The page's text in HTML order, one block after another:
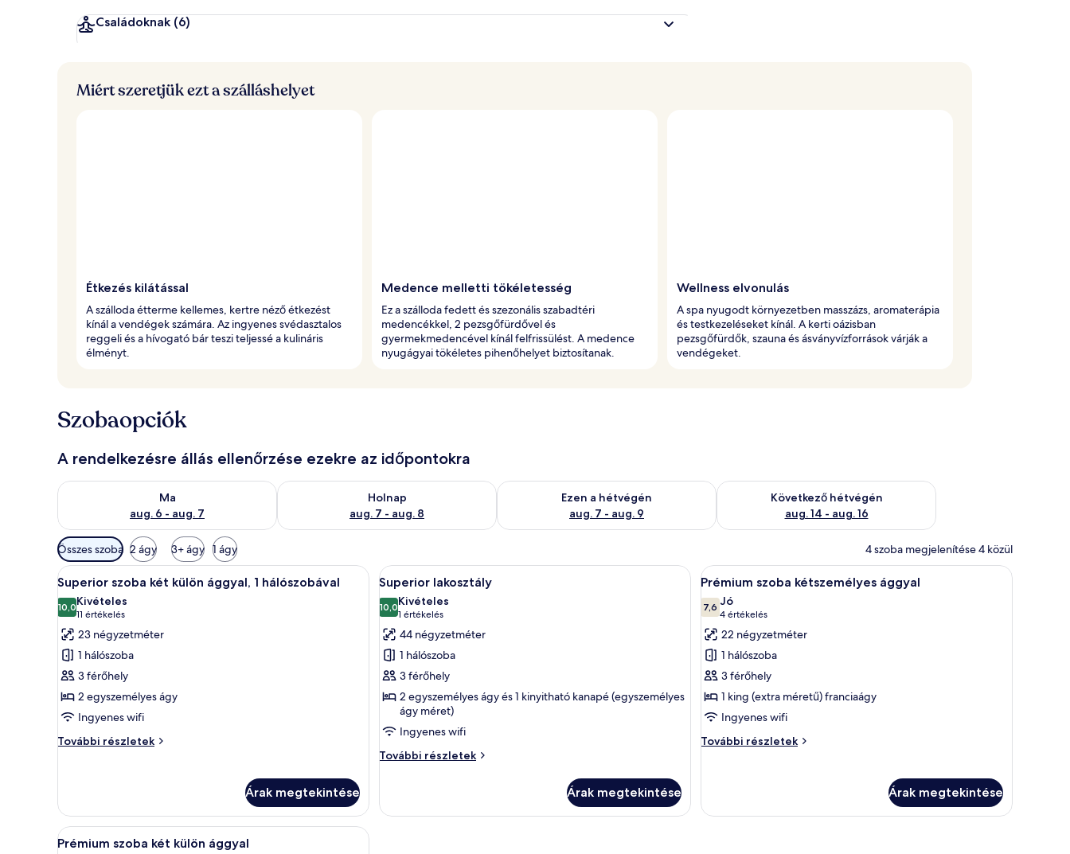
Családoknak (6)
Miért szeretjük ezt a szálláshelyet
Étkezés kilátással
A szálloda étterme kellemes, kertre néző étkezést
kínál a vendégek számára. Az ingyenes svédasztalos
reggeli és a hívogató bár teszi teljessé a kulináris
élményt.
Medence melletti tökéletesség
Ez a szálloda fedett és szezonális szabadtéri
medencékkel, 2 pezsgőfürdővel és
gyermekmedencével kínál felfrissülést. A medence
nyugágyai tökéletes pihenőhelyet biztosítanak.
Wellness elvonulás
A spa nyugodt környezetben masszázs, aromaterápia
és testkezeléseket kínál. A kerti oázisban
pezsgőfürdők, szauna és ásványvízforrások várják a
vendégeket.
Szobaopciók
A rendelkezésre állás ellenőrzése ezekre az időpontokra
Ma
aug. 6 - aug. 7
A ma esti rendelkezésre állás ellenőrzése: aug. 6 - aug. 7
Holnap
aug. 7 - aug. 8
A holnapi rendelkezésre állás ellenőrzése: aug. 7 - aug. 8
Ezen a hétvégén
aug. 7 - aug. 9
A mostani hétvégi rendelkezésre állás ellenőrzése: aug. 7 - aug. 9
Következő hétvégén
aug. 14 - aug. 16
A következő hétvégi rendelkezésre állás ellenőrzése: aug. 14 -
Szobákhoz
rendelkezésre
álló
szűrők
Összes szoba 2 ágy 3+ ágy 1 ágy 4 szoba megjelenítése 4 közül
A
következő
szoba
összes
képének
megtekintése:
Superior
szoba
két
külön
Egy szállodai szoba, amelyben egy nagy ágy, egy íróasztal székkkel, egy televízió található, és kilátás nyílik a szabadba.
9
Superior szoba két külön ággyal, 1 hálószobával
10,010-ből 10,0
Kivételes
11 értékelés
(11
értékelés)
23 négyzetméter
1 hálószoba
3 férőhely
2 egyszemélyes ágy
Ingyenes wifi
További részletek
Superior
1
hálószobával
további
Árak megtekintése
A
következő
szoba
összes
képének
megtekintése:
Superior
lakosztály
Egy szállodai szoba, amelyben egy nagy ágy, egy íróasztal számítógéppel, egy szék, egy kanapé és egy televízió
9
Superior lakosztály
10,010-ből 10,0
Kivételes
1 értékelés
(1
értékelés)
44 négyzetméter
1 hálószoba
3 férőhely
2 egyszemélyes ágy és 1 kinyitható kanapé (egyszemélyes
ágy méret)
Ingyenes wifi
További részletek
Superior
Árak megtekintése
A
következő
szoba
összes
képének
megtekintése:
Prémium
szoba
kétszemélyes
ággyal
Egy szállodai szoba, amelyben egy nagy
4
Prémium szoba kétszemélyes ággyal
7,610-ből 7,6
Jó
4 értékelés
(4
értékelés)
22 négyzetméter
1 hálószoba
3 férőhely
1 king (extra méretű) franciaágy
Ingyenes wifi
További részletek
Prémium
részletei
Árak megtekintése
A
Egy modern szállodai szoba, amelyben egy nagy ágy, éjjézőszekrények lámpákkal, egy televízió és egy kis íróasztal található, melyen egy vízforraló is van.
4
Prémium szoba két külön ággyal